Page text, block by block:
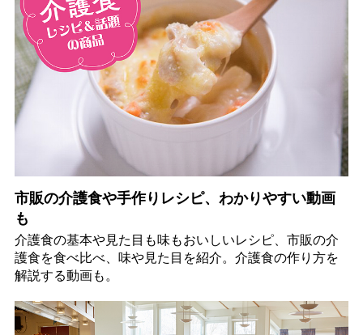
市販の介護食や手作りレシピ、わかりやすい動画
も
介護食の基本や見た目も味もおいしいレシピ、市販の介
護食を食べ比べ、味や見た目を紹介。介護食の作り方を
解説する動画も。